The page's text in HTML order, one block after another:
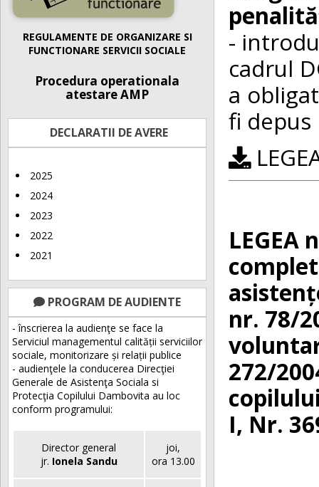
REGULAMENTE DE ORGANIZARE SI
FUNCTIONARE SERVICII SOCIALE
Procedura operationala
atestare AMP
DECLARATII DE AVERE
2025
2024
2023
2022
2021
PROGRAM DE AUDIENTE
- înscrierea la audienţe se face la
Serviciul managementul calității serviciilor
sociale, monitorizare și relații publice
- audienţele la conducerea Direcţiei
Generale de Asistenţa Sociala si
Protecţia Copilului Dambovita au loc
conform programului:
Director general
jr. Ionela Sandu
joi,
ora 13.00
-
cadrul
a
fi depus
LEGEA
nr. 78/
272/
I, Nr.